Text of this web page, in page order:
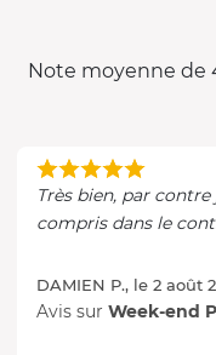
Note moyenne de
Très bien, par
compris dans le
DAMIEN P., le 2 août
Avis sur Week-end